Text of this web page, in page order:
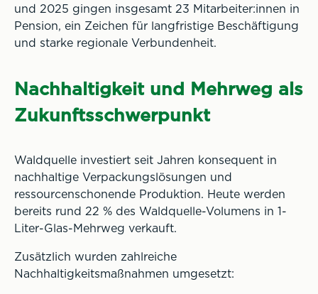
und 2025 gingen insgesamt 23 Mitarbeiter:innen in
Pension, ein Zeichen für langfristige Beschäftigung
und starke regionale Verbundenheit.
Nachhaltigkeit und Mehrweg als
Zukunftsschwerpunkt
Waldquelle investiert seit Jahren konsequent in
nachhaltige Verpackungslösungen und
ressourcenschonende Produktion. Heute werden
bereits rund 22 % des Waldquelle-Volumens in 1-
Liter-Glas-Mehrweg verkauft.
Zusätzlich wurden zahlreiche
Nachhaltigkeitsmaßnahmen umgesetzt: